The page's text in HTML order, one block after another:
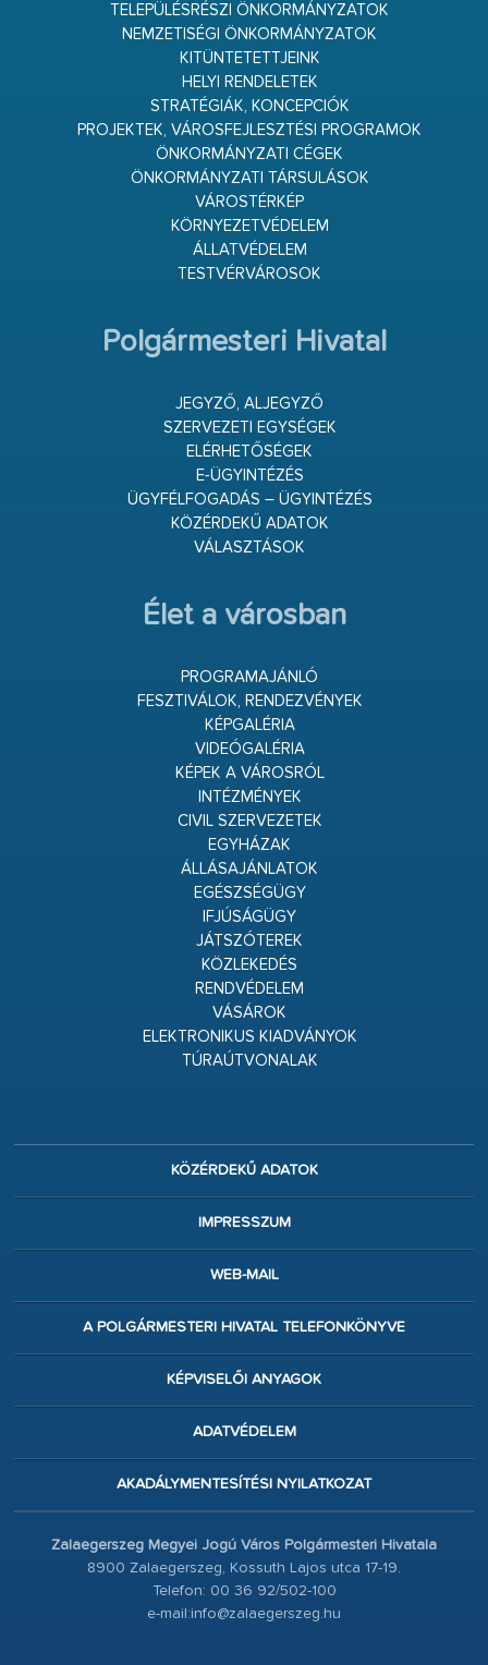
TELEPÜLÉSRÉSZI ÖNKORMÁNYZATOK
NEMZETISÉGI ÖNKORMÁNYZATOK
KITÜNTETETTJEINK
HELYI RENDELETEK
STRATÉGIÁK, KONCEPCIÓK
PROJEKTEK, VÁROSFEJLESZTÉSI PROGRAMOK
ÖNKORMÁNYZATI CÉGEK
ÖNKORMÁNYZATI TÁRSULÁSOK
VÁROSTÉRKÉP
KÖRNYEZETVÉDELEM
ÁLLATVÉDELEM
TESTVÉRVÁROSOK
Polgármesteri Hivatal
JEGYZŐ, ALJEGYZŐ
SZERVEZETI EGYSÉGEK
ELÉRHETŐSÉGEK
E-ÜGYINTÉZÉS
ÜGYFÉLFOGADÁS – ÜGYINTÉZÉS
KÖZÉRDEKŰ ADATOK
VÁLASZTÁSOK
Élet a városban
PROGRAMAJÁNLÓ
FESZTIVÁLOK, RENDEZVÉNYEK
KÉPGALÉRIA
VIDEÓGALÉRIA
KÉPEK A VÁROSRÓL
INTÉZMÉNYEK
CIVIL SZERVEZETEK
EGYHÁZAK
ÁLLÁSAJÁNLATOK
EGÉSZSÉGÜGY
IFJÚSÁGÜGY
JÁTSZÓTEREK
KÖZLEKEDÉS
RENDVÉDELEM
VÁSÁROK
ELEKTRONIKUS KIADVÁNYOK
TÚRAÚTVONALAK
KÖZÉRDEKŰ ADATOK
IMPRESSZUM
WEB-MAIL
A POLGÁRMESTERI HIVATAL TELEFONKÖNYVE
KÉPVISELŐI ANYAGOK
ADATVÉDELEM
AKADÁLYMENTESÍTÉSI NYILATKOZAT
Zalaegerszeg Megyei Jogú Város Polgármesteri Hivatala
8900 Zalaegerszeg, Kossuth Lajos utca 17-19.
Telefon: 00 36 92/502-100
e-mail:info@zalaegerszeg.hu